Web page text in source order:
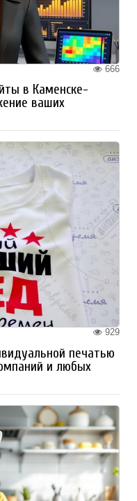
666
в Каменске-
ваших
929
печатью
и любых